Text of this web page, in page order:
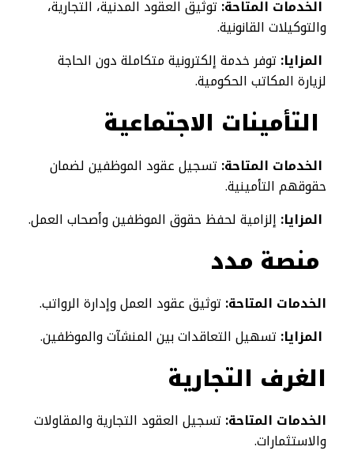
الخدمات المتاحة: توثيق العقود المدنية، التجارية،
والتوكيلات القانونية.
المزايا: توفر خدمة إلكترونية متكاملة دون الحاجة
لزيارة المكاتب الحكومية.
التأمينات الاجتماعية
الخدمات المتاحة: تسجيل عقود الموظفين لضمان
حقوقهم التأمينية.
المزايا: إلزامية لحفظ حقوق الموظفين وأصحاب العمل.
منصة مدد
الخدمات المتاحة: توثيق عقود العمل وإدارة الرواتب.
المزايا: تسهيل التعاقدات بين المنشآت والموظفين.
الغرف التجارية
الخدمات المتاحة: تسجيل العقود التجارية والمقاولات
والاستثمارات.